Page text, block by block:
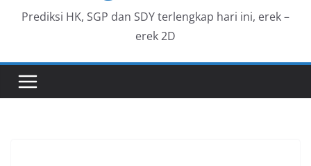
Prediksi HK, SGP dan SDY terlengkap hari ini, erek –
erek 2D